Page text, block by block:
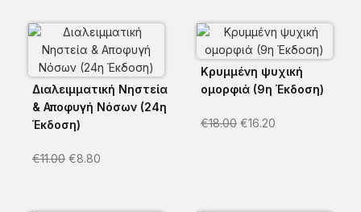
Διαλειμματική Νηστεία
& Αποφυγή Νόσων (24η
Έκδοση)
€11.00 €8.80
Κρυμμένη ψυχική
ομορφιά (9η Έκδοση)
€18.00 €16.20